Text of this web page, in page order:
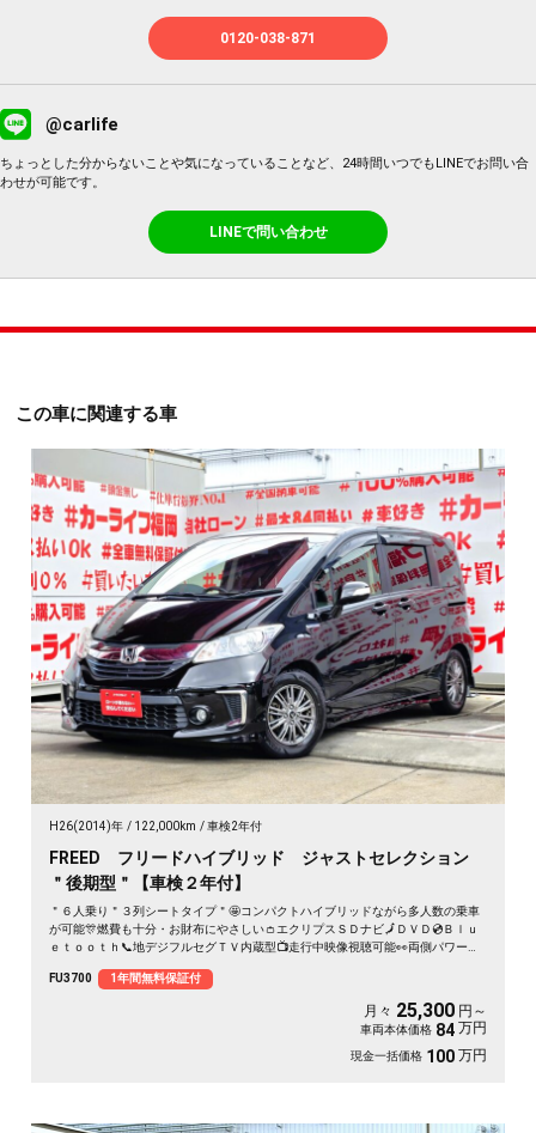
0120-038-871
@carlife
ちょっとした分からないことや気になっていることなど、24時間いつでもLINEでお問い合
わせが可能です。
LINEで問い合わせ
この車に関連する車
H26(2014)年 122,000km 車検2年付
FREED フリードハイブリッド ジャストセレクション
＂後期型＂【車検２年付】
＂６人乗り＂３列シートタイプ＂🤩コンパクトハイブリッドながら多人数の乗車
が可能🎊燃費も十分・お財布にやさしい👛エクリプスＳＤナビ🗾ＤＶＤ💿Ｂｌｕ
ｅｔｏｏｔｈ📞地デジフルセグＴＶ内蔵型📺走行中映像視聴可能👀両側パワース
クルーズコントロール機能付・高速道路も運転楽々👏ＨＩＤヘッドライト＆ＬＥ
FU3700 1年間無料保証付
月々 25,300 円～
車両本体価格 84 万円
現金一括価格 100 万円